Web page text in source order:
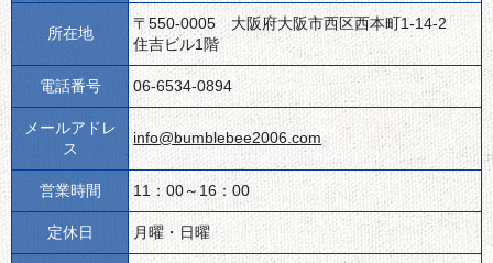
所在地
〒550-0005 大阪府大阪市西区西本町1-14-2
住吉ビル1階
電話番号 06-6534-0894
メールアドレ
ス
info@bumblebee2006.com
営業時間 11：00～16：00
定休日 月曜・日曜